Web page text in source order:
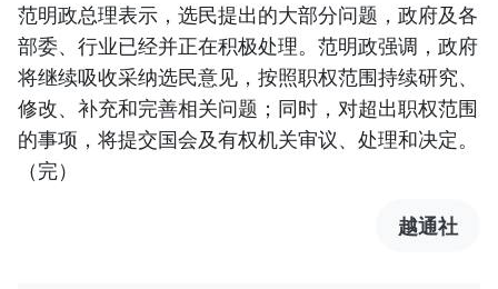
范明政总理表示，选民提出的大部分问题，政府及各
部委、行业已经并正在积极处理。范明政强调，政府
将继续吸收采纳选民意见，按照职权范围持续研究、
修改、补充和完善相关问题；同时，对超出职权范围
的事项，将提交国会及有权机关审议、处理和决定。
（完）
越通社